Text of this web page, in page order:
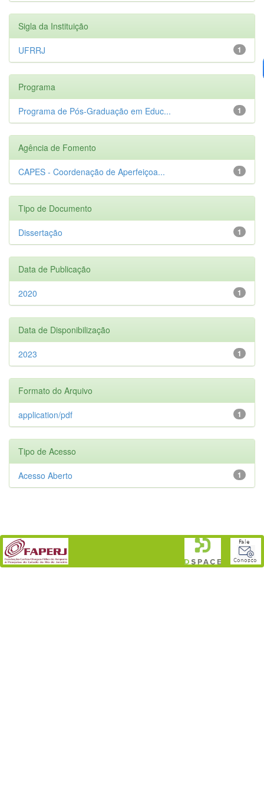
Sigla da Instituição
1
UFRRJ
Programa
1
Programa de Pós-Graduação em Educ...
Agência de Fomento
1
CAPES - Coordenação de Aperfeiçoa...
Tipo de Documento
1
Dissertação
Data de Publicação
1
2020
Data de Disponibilização
1
2023
Formato do Arquivo
1
application/pdf
Tipo de Acesso
1
Acesso Aberto